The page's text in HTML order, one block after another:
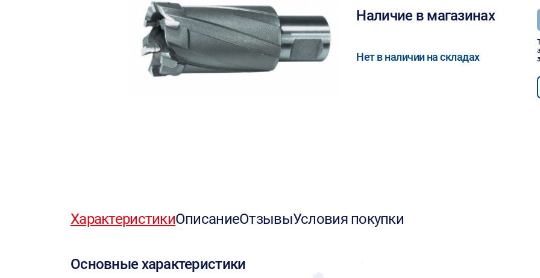
Наличие в магазинах
Нет в наличии на складах
ХарактеристикиОписаниеОтзывыУсловия покупки
Основные характеристики